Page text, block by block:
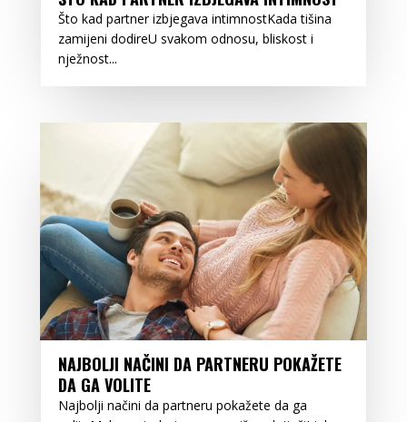
Što kad partner izbjegava intimnostKada tišina
zamijeni dodireU svakom odnosu, bliskost i
nježnost...
NAJBOLJI NAČINI DA PARTNERU POKAŽETE
DA GA VOLITE
Najbolji načini da partneru pokažete da ga